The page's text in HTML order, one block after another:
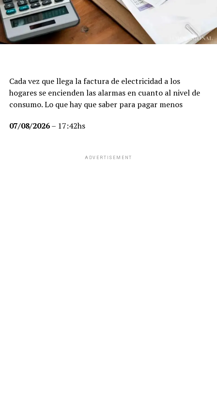
Cada vez que llega la factura de electricidad a los
hogares se encienden las alarmas en cuanto al nivel de
consumo. Lo que hay que saber para pagar menos
07/08/2026– 17:42hs
ADVERTISEMENT